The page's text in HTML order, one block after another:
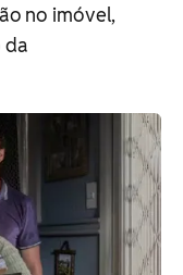
no imóvel,
da